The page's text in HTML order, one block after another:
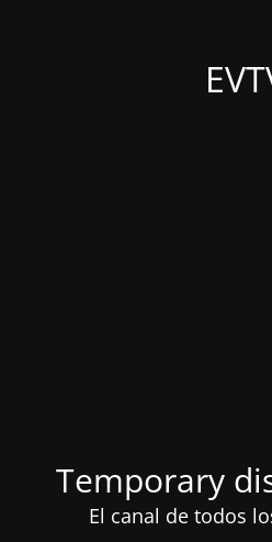
Temporary
El canal de todos